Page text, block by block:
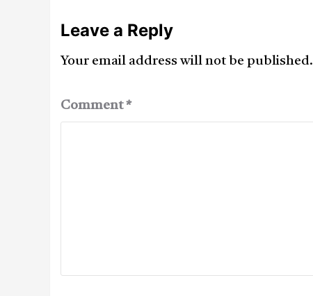
Leave a Reply
Your email address will not be published.
Comment*